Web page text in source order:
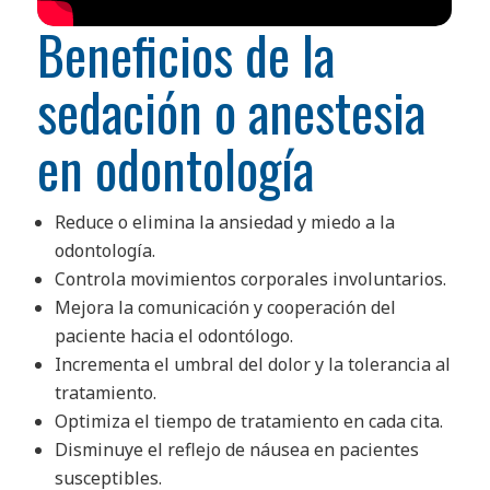
Beneficios de la
sedación o anestesia
en odontología
Reduce o elimina la ansiedad y miedo a la
odontología.
Controla movimientos corporales involuntarios.
Mejora la comunicación y cooperación del
paciente hacia el odontólogo.
Incrementa el umbral del dolor y la tolerancia al
tratamiento.
Optimiza el tiempo de tratamiento en cada cita.
Disminuye el reflejo de náusea en pacientes
susceptibles.